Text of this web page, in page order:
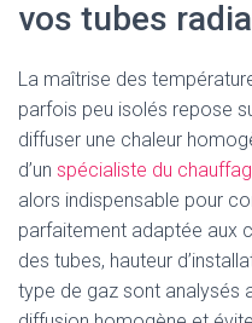
vos tubes
La maîtrise des
parfois peu isolés repose
diffuser une chaleur
d’un spécialiste du
alors indispensable pour
parfaitement adaptée aux
des tubes, hauteur
type de gaz sont analysés